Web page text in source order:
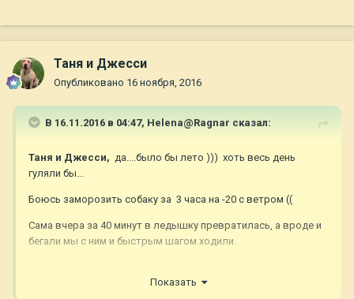
Таня и Джесси
Опубликовано 16 ноября, 2016
В 16.11.2016 в 04:47, Helena@Ragnar сказал:
Таня и Джесси, да....было бы лето ))) хоть весь день
гуляли бы...
Боюсь заморозить собаку за 3 часа на -20 с ветром ((
Сама вчера за 40 минут в ледышку превратилась, а вроде и
бегали мы с ним и быстрым шагом ходили.
Показать